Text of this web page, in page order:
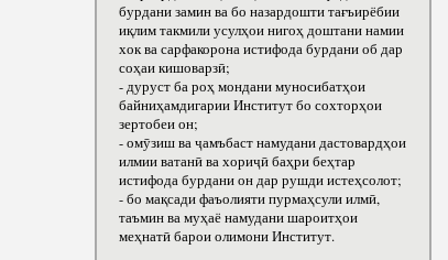
бурдани замин ва бо назардошти тағъирёбии
иқлим такмили усулҳои нигоҳ доштани намии
хок ва сарфакорона истифода бурдани об дар
соҳаи кишоварзӣ;
- дуруст ба роҳ мондани муносибатҳои
байниҳамдигарии Институт бо сохторҳои
зертобеи он;
- омӯзиш ва ҷамъбаст намудани дастовардҳои
илмии ватанӣ ва хориҷӣ баҳри беҳтар
истифода бурдани он дар рушди истеҳсолот;
- бо мақсади фаъолияти пурмаҳсули илмӣ,
таъмин ва муҳаё намудани шароитҳои
меҳнатӣ барои олимони Институт.